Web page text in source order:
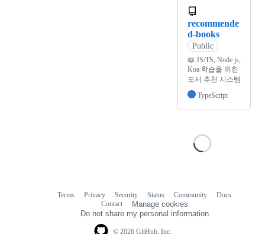
recommende
d-books
Public
📖 JS/TS, Node.js,
Koa 학습을 위한
도서 추천 시스템
TypeScript
© 2026 GitHub, Inc.
Terms Privacy Security Status Community
Docs
Contact
Manage cookies
Do not share my personal information